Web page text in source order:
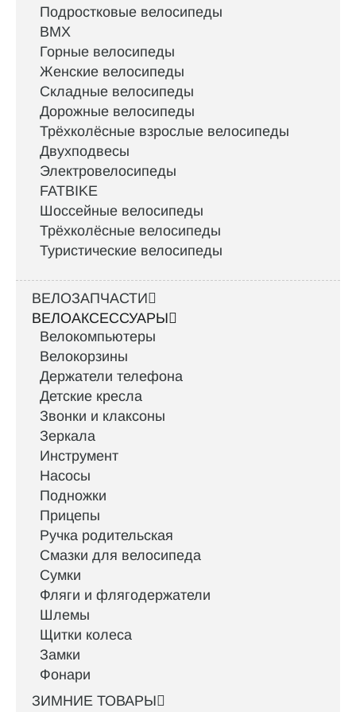
Подростковые велосипеды
BMX
Горные велосипеды
Женские велосипеды
Складные велосипеды
Дорожные велосипеды
Трёхколёсные взрослые велосипеды
Двухподвесы
Электровелосипеды
FATBIKE
Шоссейные велосипеды
Трёхколёсные велосипеды
Туристические велосипеды
ВЕЛОЗАПЧАСТИ
ВЕЛОАКСЕССУАРЫ
Велокомпьютеры
Велокорзины
Держатели телефона
Детские кресла
Звонки и клаксоны
Зеркала
Инструмент
Насосы
Подножки
Прицепы
Ручка родительская
Смазки для велосипеда
Сумки
Фляги и флягодержатели
Шлемы
Щитки колеса
Замки
Фонари
ЗИМНИЕ ТОВАРЫ